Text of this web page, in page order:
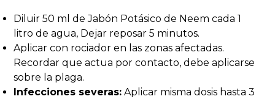
Diluir 50 ml de Jabón Potásico de Neem cada 1
litro de agua, Dejar reposar 5 minutos.
Aplicar con rociador en las zonas afectadas.
Recordar que actua por contacto, debe aplicarse
sobre la plaga.
Infecciones severas: Aplicar misma dosis hasta 3